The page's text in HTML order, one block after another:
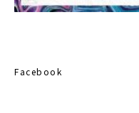
Facebook